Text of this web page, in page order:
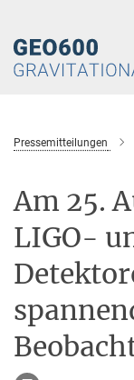
Pressemitteilungen
Am 25.
LIGO-